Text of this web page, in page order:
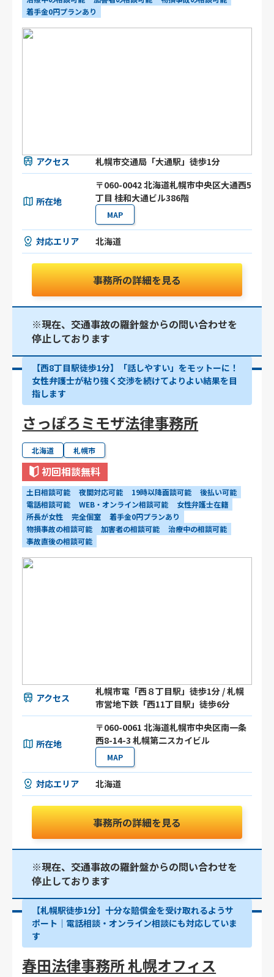
着手金0円プランあり
アクセス 札幌市交通局「大通駅」徒歩1分
所在地
〒060-0042 北海道札幌市中央区大通西5
丁目 桂和大通ビル386階
MAP
対応エリア 北海道
事務所の詳細を見る
※現在、交通事故の羅針盤からの問い合わせを
停止しております
【西8丁目駅徒歩1分】「話しやすい」をモットーに！
女性弁護士が粘り強く交渉を続けてよりよい結果を目
指します
さっぽろミモザ法律事務所
北海道 札幌市
初回相談無料
土日相談可能 夜間対応可能 19時以降面談可能
後払い可能
電話相談可能
WEB・オンライン相談可能
女性弁護士在籍
所長が女性
完全個室
着手金0円プランあり
物損事故の相談可能
加害者の相談可能
治療中の相談可能
事故直後の相談可能
アクセス
札幌市電「西８丁目駅」徒歩1分 / 札幌
市営地下鉄「西11丁目駅」徒歩6分
所在地
〒060-0061 北海道札幌市中央区南一条
西8-14-3 札幌第二スカイビル
MAP
対応エリア 北海道
事務所の詳細を見る
※現在、交通事故の羅針盤からの問い合わせを
停止しております
【札幌駅徒歩1分】十分な賠償金を受け取れるようサ
ポート│電話相談・オンライン相談にも対応していま
す
春田法律事務所 札幌オフィス